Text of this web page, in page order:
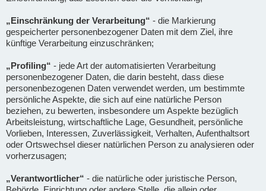
„Einschränkung der Verarbeitung“ - die Markierung
gespeicherter personenbezogener Daten mit dem Ziel, ihre
künftige Verarbeitung einzuschränken;
„Profiling“ - jede Art der automatisierten Verarbeitung
personenbezogener Daten, die darin besteht, dass diese
personenbezogenen Daten verwendet werden, um bestimmte
persönliche Aspekte, die sich auf eine natürliche Person
beziehen, zu bewerten, insbesondere um Aspekte bezüglich
Arbeitsleistung, wirtschaftliche Lage, Gesundheit, persönliche
Vorlieben, Interessen, Zuverlässigkeit, Verhalten, Aufenthaltsort
oder Ortswechsel dieser natürlichen Person zu analysieren oder
vorherzusagen;
„Verantwortlicher“ - die natürliche oder juristische Person,